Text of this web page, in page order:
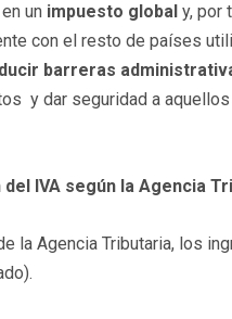
un impuesto global y, por
con el resto de países
barreras
y dar seguridad a
del IVA según la Agencia
la Agencia Tributaria, los